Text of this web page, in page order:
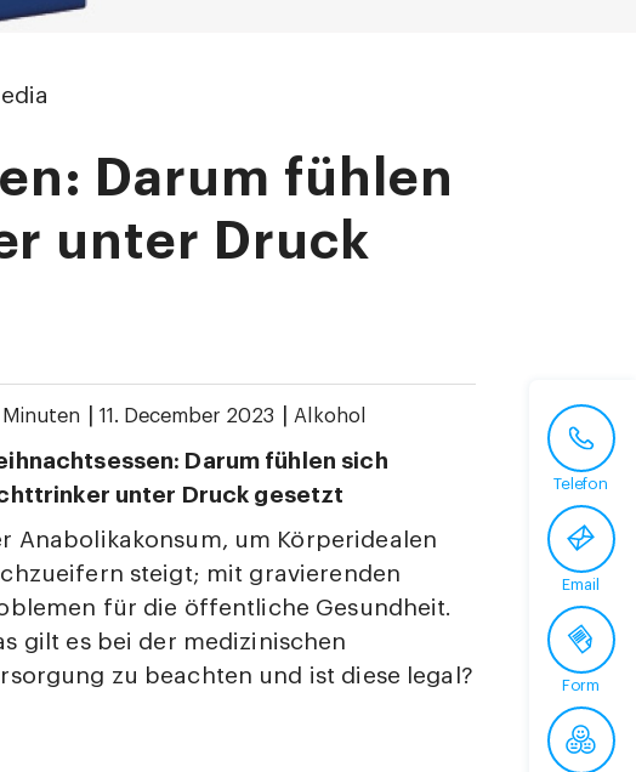
Darum fühlen
unter Druck
11. December 2023 Alkohol
Darum fühlen sich
unter Druck gesetzt
Anabolikakonsum, um Körperidealen
steigt; mit gravierenden
für die öffentliche Gesundheit.
gilt es bei der medizinischen
zu beachten und ist diese legal?
Telefon
Email
Form